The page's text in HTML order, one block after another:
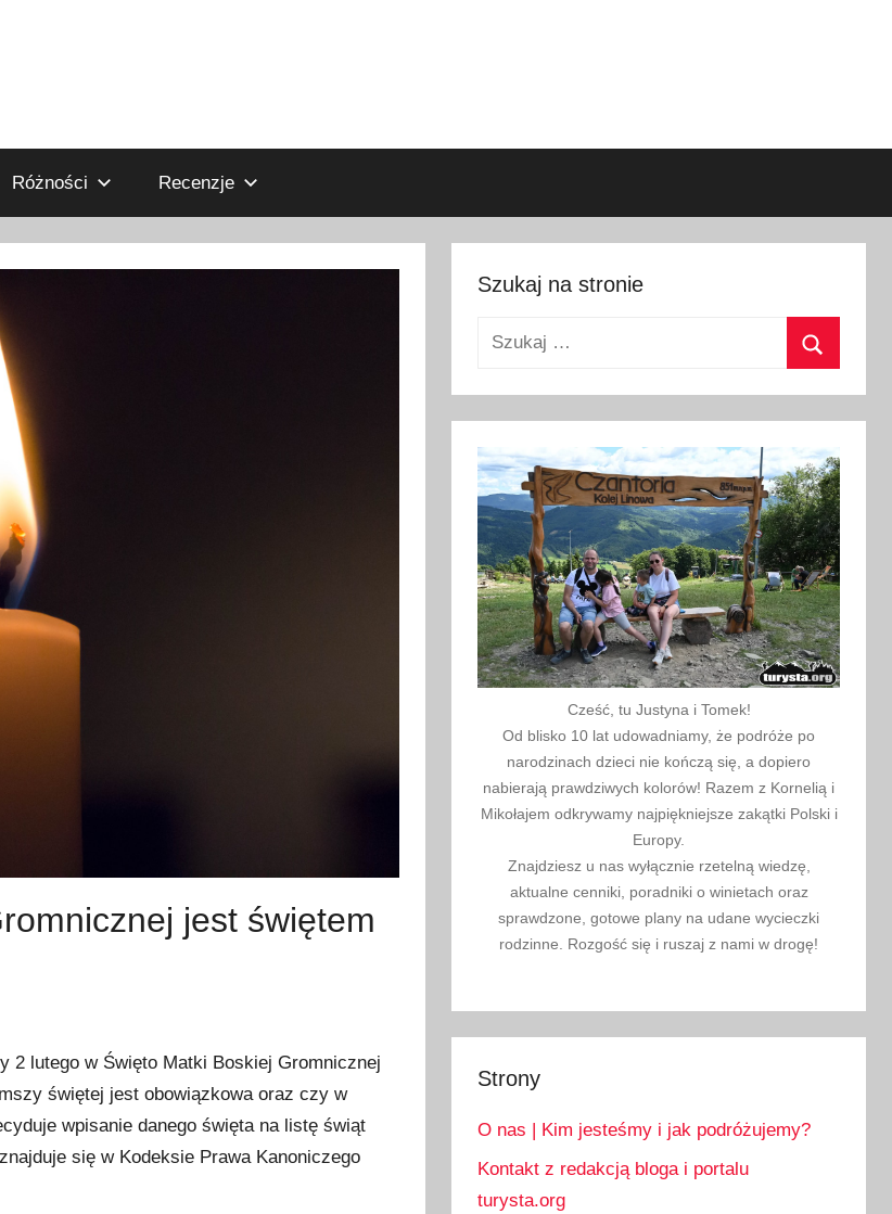
Różności Recenzje
jest świętem
2 lutego w Święto Matki Boskiej Gromnicznej
świętej jest obowiązkowa oraz czy w
wpisanie danego święta na listę świąt
się w Kodeksie Prawa Kanoniczego
Szukaj na stronie
Szukaj:
Cześć, tu Justyna i Tomek!
Od blisko 10 lat udowadniamy, że podróże po
narodzinach dzieci nie kończą się, a dopiero
nabierają prawdziwych kolorów! Razem z Kornelią i
Mikołajem odkrywamy najpiękniejsze zakątki Polski i
Europy.
Znajdziesz u nas wyłącznie rzetelną wiedzę,
aktualne cenniki, poradniki o winietach oraz
sprawdzone, gotowe plany na udane wycieczki
rodzinne. Rozgość się i ruszaj z nami w drogę!
Strony
O nas | Kim jesteśmy i jak podróżujemy?
Kontakt z redakcją bloga i portalu
turysta.org